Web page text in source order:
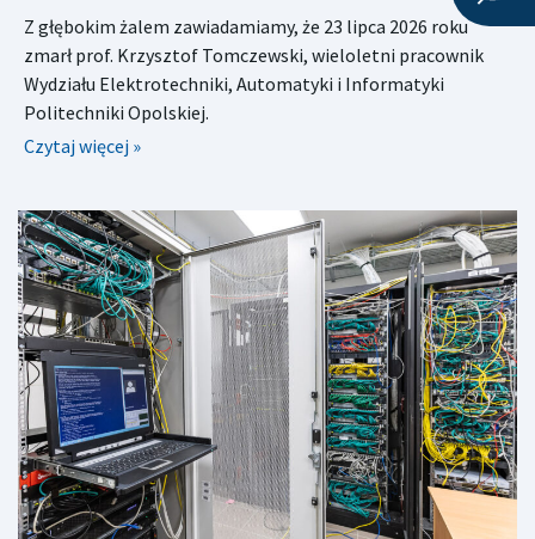
Z głębokim żalem zawiadamiamy, że 23 lipca 2026 roku
zmarł prof. Krzysztof Tomczewski, wieloletni pracownik
Wydziału Elektrotechniki, Automatyki i Informatyki
Politechniki Opolskiej.
Czytaj więcej »